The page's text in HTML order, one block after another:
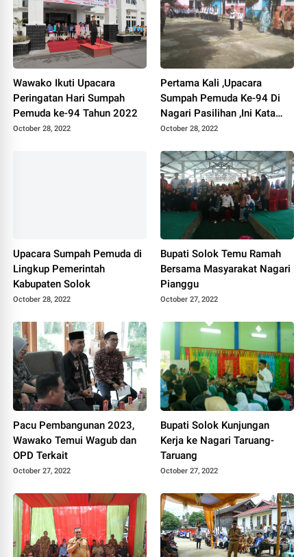
Wawako Ikuti Upacara
Peringatan Hari Sumpah
Pemuda ke-94 Tahun 2022
October 28, 2022
Pertama Kali ,Upacara
Sumpah Pemuda Ke-94 Di
Nagari Pasilihan ,Ini Kata
Yonhi Nofri
October 28, 2022
Upacara Sumpah Pemuda di
Lingkup Pemerintah
Kabupaten Solok
October 28, 2022
Bupati Solok Temu Ramah
Bersama Masyarakat Nagari
Pianggu
October 27, 2022
Pacu Pembangunan 2023,
Wawako Temui Wagub dan
OPD Terkait
October 27, 2022
Bupati Solok Kunjungan
Kerja ke Nagari Taruang-
Taruang
October 27, 2022